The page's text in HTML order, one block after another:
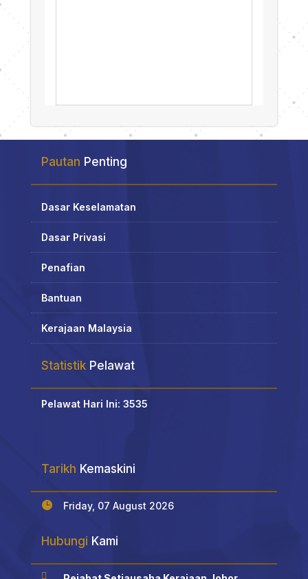
Pautan Penting
Dasar Keselamatan
Dasar Privasi
Penafian
Bantuan
Kerajaan Malaysia
Statistik Pelawat
Pelawat Hari Ini: 3535
Tarikh Kemaskini
 Friday, 07 August 2026
Hubungi Kami
